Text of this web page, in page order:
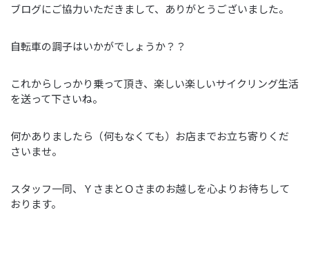
ブログにご協力いただきまして、ありがとうございました。
自転車の調子はいかがでしょうか？？
これからしっかり乗って頂き、楽しい楽しいサイクリング生活
を送って下さいね。
何かありましたら（何もなくても）お店までお立ち寄りくだ
さいませ。
スタッフ一同、ＹさまとＯさまのお越しを心よりお待ちして
おります。